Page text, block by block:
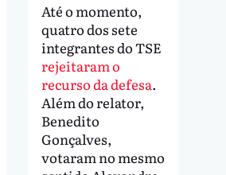
Até o momento,
quatro dos sete
integrantes do TSE
rejeitaram o
recurso da defesa.
Além do relator,
Benedito
Gonçalves,
votaram no mesmo